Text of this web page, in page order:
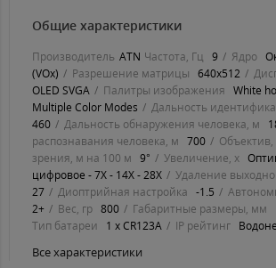
Общие характеристики
Производитель ATN Частота, Гц 9 Ядро
(VOx)
Разрешение матрицы 640x512
OLED SVGA
Палитры изображения White
Multiple Color Modes
Дальность
460
Дальность обнаружения человека, м
распознавания человека, м 700
зрения, м на 100 м 9° Увеличение, х
цифровое - 7X - 14X - 28X
Удаление
27
Диоптрийная настройка -1.5
2+
Вес, гр 800 Габаритные размеры, мм
Тип батареи
1 x CR123A IP рейтинг
Все характеристики